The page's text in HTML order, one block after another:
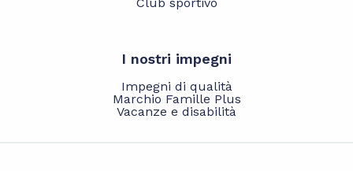
I nostri impegni
Impegni di qualità
Marchio Famille Plus
Vacanze e disabilità